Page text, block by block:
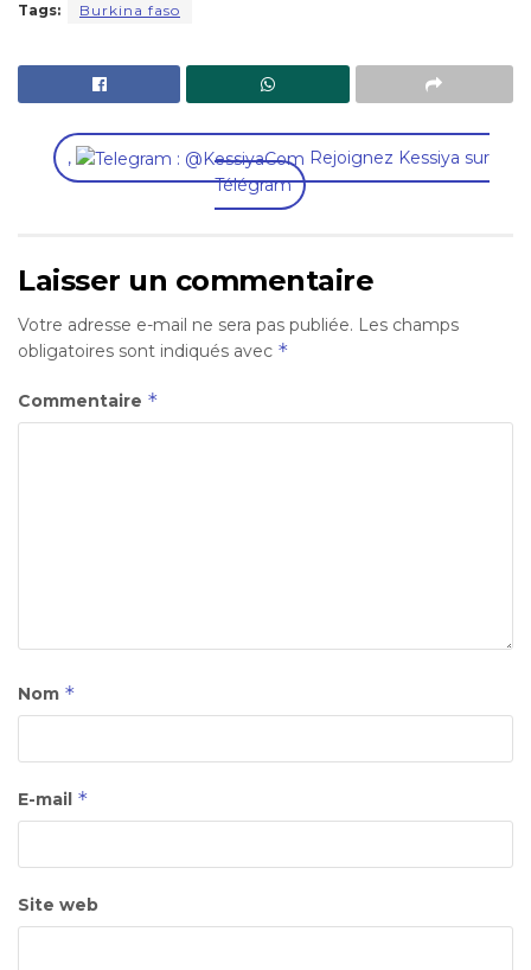
Tags: Burkina faso
,
Rejoignez Kessiya sur
Télégram
Laisser un commentaire
Votre adresse e-mail ne sera pas publiée. Les champs
obligatoires sont indiqués avec *
Commentaire *
Nom *
E-mail *
Site web